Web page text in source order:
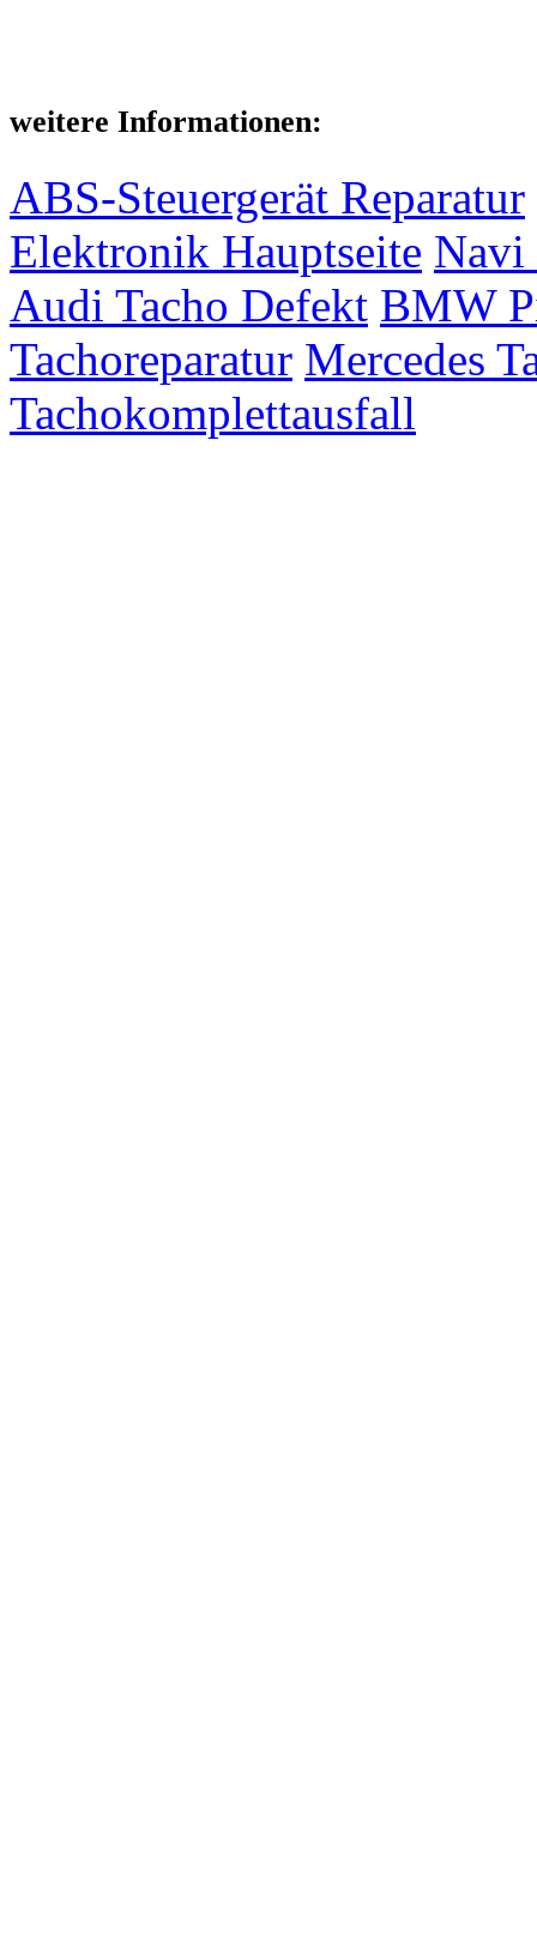
weitere Informationen:
ABS-Steuergerät Reparatur
Elektronik Hauptseite Navi
Audi Tacho Defekt BMW
Tachoreparatur Mercedes
Tachokomplettausfall